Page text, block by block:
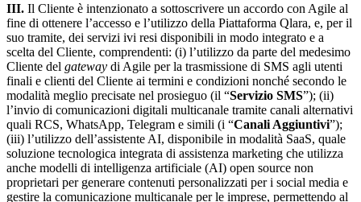
III. Il Cliente è intenzionato a sottoscrivere un accordo con Agile al
fine di ottenere l’accesso e l’utilizzo della Piattaforma Qlara, e, per il
suo tramite, dei servizi ivi resi disponibili in modo integrato e a
scelta del Cliente, comprendenti: (i) l’utilizzo da parte del medesimo
Cliente del gateway di Agile per la trasmissione di SMS agli utenti
finali e clienti del Cliente ai termini e condizioni nonché secondo le
modalità meglio precisate nel prosieguo (il “Servizio SMS”); (ii)
l’invio di comunicazioni digitali multicanale tramite canali alternativi
quali RCS, WhatsApp, Telegram e simili (i “Canali Aggiuntivi”);
(iii) l’utilizzo dell’assistente AI, disponibile in modalità SaaS, quale
soluzione tecnologica integrata di assistenza marketing che utilizza
anche modelli di intelligenza artificiale (AI) open source non
proprietari per generare contenuti personalizzati per i social media e
gestire la comunicazione multicanale per le imprese, permettendo al